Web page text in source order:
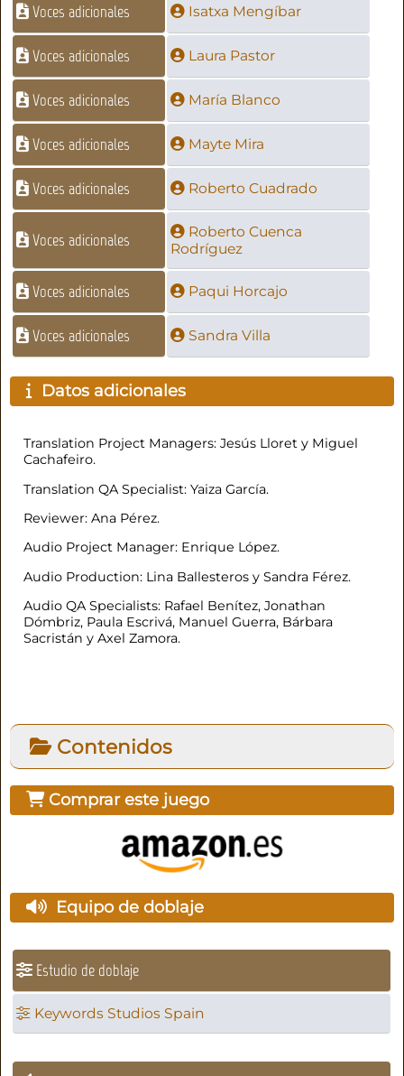
Voces adicionales Isatxa Mengíbar
Voces adicionales Laura Pastor
Voces adicionales María Blanco
Voces adicionales Mayte Mira
Voces adicionales Roberto Cuadrado
Voces adicionales
Roberto Cuenca
Rodríguez
Voces adicionales Paqui Horcajo
Voces adicionales Sandra Villa
Datos adicionales
Translation Project Managers: Jesús Lloret y Miguel
Cachafeiro.
Translation QA Specialist: Yaiza García.
Reviewer: Ana Pérez.
Audio Project Manager: Enrique López.
Audio Production: Lina Ballesteros y Sandra Férez.
Audio QA Specialists: Rafael Benítez, Jonathan
Dómbriz, Paula Escrivá, Manuel Guerra, Bárbara
Sacristán y Axel Zamora.
Contenidos
Comprar este juego
Equipo de doblaje
Estudio de doblaje
Keywords Studios Spain